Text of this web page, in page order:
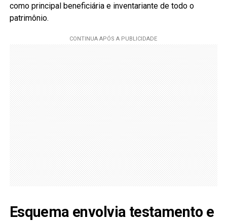
como principal beneficiária e inventariante de todo o
patrimônio.
Esquema envolvia testamento e